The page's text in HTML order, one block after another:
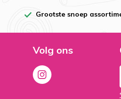
Grootste snoep
Volg ons